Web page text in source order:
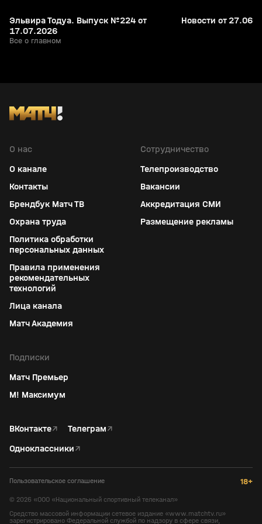
Эльвира Тодуа. Выпуск №224 от
17.07.2026
Все о главном
Новости от
О нас
О канале
Контакты
Брендбук Матч ТВ
Охрана труда
Политика обработки
персональных данных
Правила применения
рекомендательных
технологий
Лица канала
Матч Академия
Сотрудничество
Телепроизводство
Вакансии
Аккредитация СМИ
Размещение рекламы
Подписки
Матч Премьер
М! Максимум
ВКонтакте↗ Телеграм↗
Одноклассники↗
Пользовательское соглашение 18+
© 2026 «ООО «Национальный спортивный телеканал»
Средство массовой информации сетевое издание «www.matchtv.ru»
зарегистрировано Федеральной службой по надзору в сфере связи,